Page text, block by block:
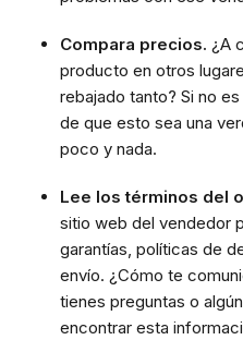
Compara precios. ¿A
producto en otros
rebajado tanto? Si no
de que esto sea una
poco y nada.
Lee los términos del
sitio web del vendedor
garantías, políticas de
envío. ¿Cómo te
tienes preguntas o
encontrar esta